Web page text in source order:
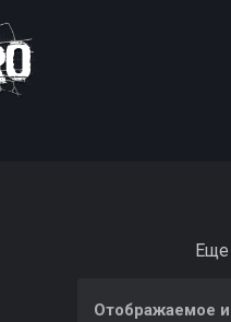
Еще
Отображаемое